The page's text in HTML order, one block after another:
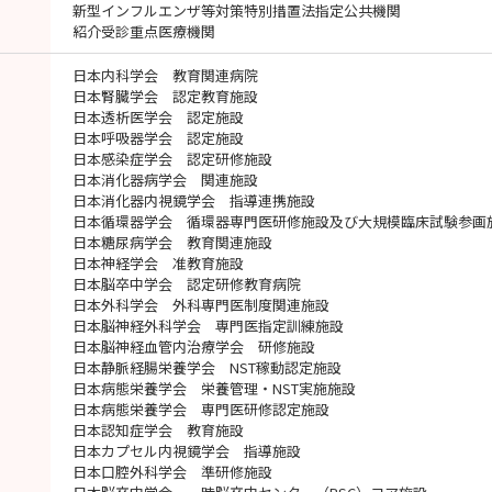
新型インフルエンザ等対策特別措置法指定公共機関
紹介受診重点医療機関
日本内科学会 教育関連病院
日本腎臓学会 認定教育施設
日本透析医学会 認定施設
日本呼吸器学会 認定施設
日本感染症学会 認定研修施設
日本消化器病学会 関連施設
日本消化器内視鏡学会 指導連携施設
日本循環器学会 循環器専門医研修施設及び大規模臨床試験参画
日本糖尿病学会 教育関連施設
日本神経学会 准教育施設
日本脳卒中学会 認定研修教育病院
日本外科学会 外科専門医制度関連施設
日本脳神経外科学会 専門医指定訓練施設
日本脳神経血管内治療学会 研修施設
日本静脈経腸栄養学会 NST稼動認定施設
日本病態栄養学会 栄養管理・NST実施施設
日本病態栄養学会 専門医研修認定施設
日本認知症学会 教育施設
日本カプセル内視鏡学会 指導施設
日本口腔外科学会 準研修施設